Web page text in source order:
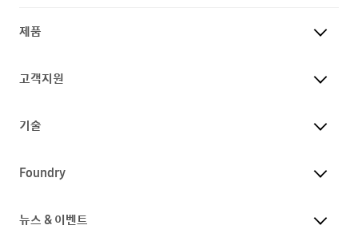
제품
고객지원
기술
Foundry
뉴스 & 이벤트